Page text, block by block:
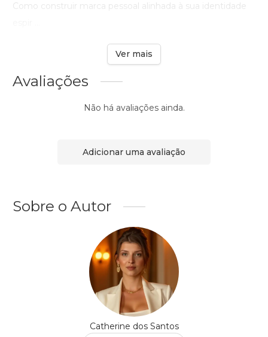
Como construir marca pessoal alinhada à sua identidade
Ver mais
Avaliações
Não há avaliações ainda.
Adicionar uma avaliação
Sobre o Autor
Catherine dos Santos